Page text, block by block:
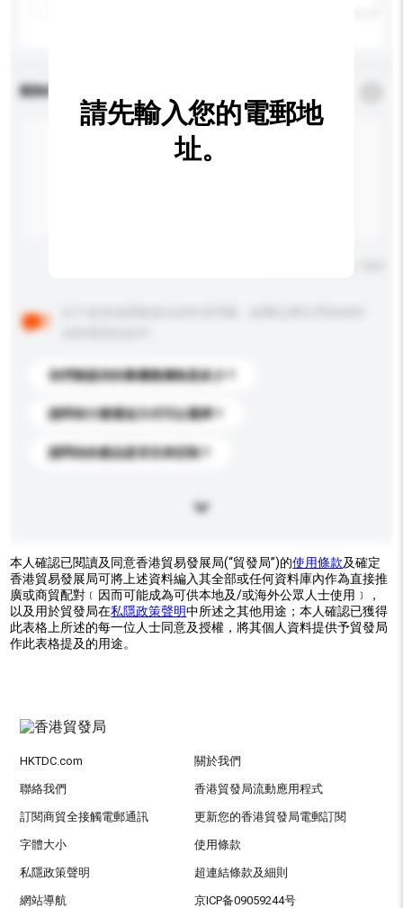
查詢內容
你們能提供的最優惠價格是多少？
請問有什麼運送方式可以選擇？
請問你的產品是否支持定制？
請先輸入您的電郵地
址。
本人確認已閱讀及同意香港貿易發展局(“貿發局”)的使用條款及確定
香港貿易發展局可將上述資料編入其全部或任何資料庫內作為直接推
廣或商貿配對﹝因而可能成為可供本地及/或海外公眾人士使用﹞，
以及用於貿發局在私隱政策聲明中所述之其他用途；本人確認已獲得
此表格上所述的每一位人士同意及授權，將其個人資料提供予貿發局
作此表格提及的用途。
HKTDC.com 關於我們
聯絡我們 香港貿發局流動應用程式
訂閱商貿全接觸電郵通訊 更新您的香港貿發局電郵訂閱
字體大小 使用條款
私隱政策聲明 超連結條款及細則
網站導航 京ICP备09059244号